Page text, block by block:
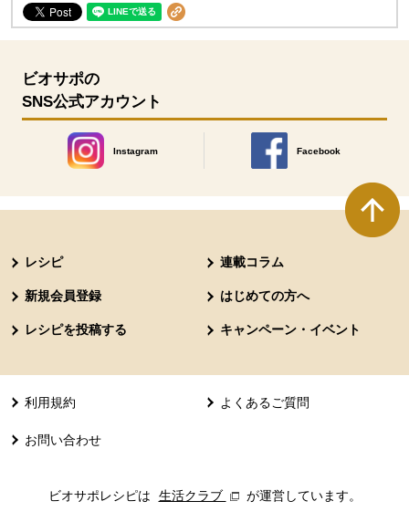
ビオサポの
SNS公式アカウント
Instagram
別のウィンドウで開きます。
Facebook
別のウィンドウで開きます
レシピ 連載コラム
新規会員登録 はじめての方へ
レシピを投稿する キャンペーン・イベント
利用規約 よくあるご質問
お問い合わせ
ビオサポレシピは 生活クラブ 別のウィンドウで開きます。
が運営しています。